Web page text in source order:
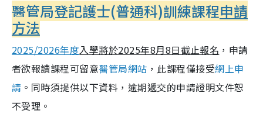
醫管局登記護士(普通科)訓練課程申請
方法
2025/2026年度入學將於2025年8月8日截止報名 ，申請
者欲報讀課程可留意醫管局網站 ，此課程僅接受網上申
請 。同時須提供以下資料，逾期遞交的申請證明文件恕
不受理。